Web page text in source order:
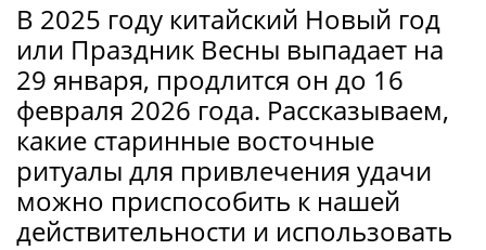
В 2025 году китайский Новый год
или Праздник Весны выпадает на
29 января, продлится он до 16
февраля 2026 года. Рассказываем,
какие cтаринные восточные
ритуалы для привлечения удачи
можно приспособить к нашей
действительности и использовать